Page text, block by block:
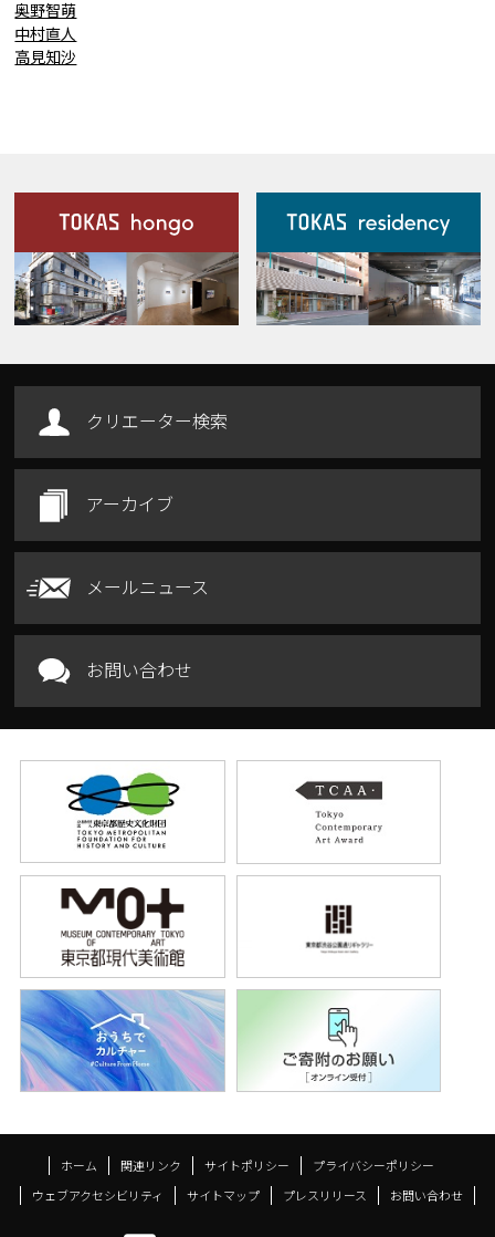
奥野智萌
中村直人
高見知沙
施設案内
Our Facilities
クリエーター検索
アーカイブ
メールニュース
お問い合わせ
ホーム 関連リンク サイトポリシー
プライバシーポリシー
ウェブアクセシビリティ
サイトマップ プレスリリース お問い合わせ